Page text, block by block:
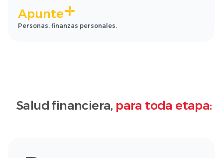
Apunte
Personas, finanzas personales.
Salud financiera, para toda etapa: